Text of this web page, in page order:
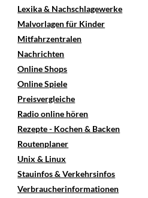
Lexika & Nachschlagewerke
Malvorlagen für Kinder
Mitfahrzentralen
Nachrichten
Online Shops
Online Spiele
Preisvergleiche
Radio online hören
Rezepte - Kochen & Backen
Routenplaner
Unix & Linux
Stauinfos & Verkehrsinfos
Verbraucherinformationen